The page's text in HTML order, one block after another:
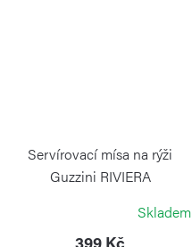
Servírovací mísa na rýži
Guzzini RIVIERA
Skladem
399 Kč